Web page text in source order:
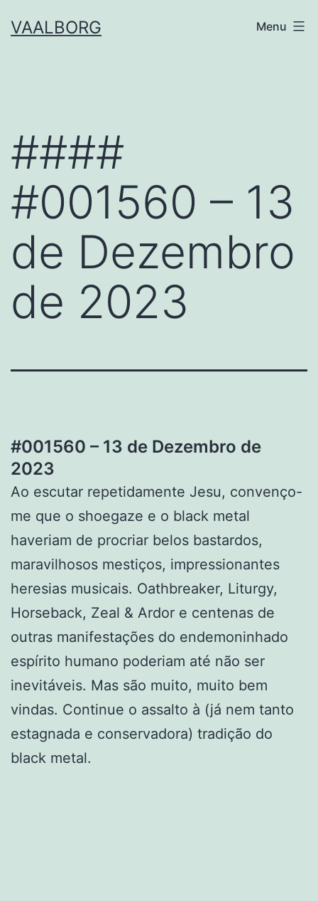
toVAALBORG Menu
####
#001560 – 13
de Dezembro
de 2023
#001560 – 13 de Dezembro de
2023
Ao escutar repetidamente Jesu, convenço-
me que o shoegaze e o black metal
haveriam de procriar belos bastardos,
maravilhosos mestiços, impressionantes
heresias musicais. Oathbreaker, Liturgy,
Horseback, Zeal & Ardor e centenas de
outras manifestações do endemoninhado
espírito humano poderiam até não ser
inevitáveis. Mas são muito, muito bem
vindas. Continue o assalto à (já nem tanto
estagnada e conservadora) tradição do
black metal.